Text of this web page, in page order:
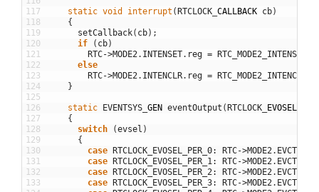
117
118
119
120
121
122
123
124
125
126
127
128
129
130
131
132
133
static void interrupt (RTCLOCK CALLBACK cb)
{
setCallback( cb) ;
if
( cb)
RTC->MODE2 . INTENSET. reg =
else
RTC->MODE2 . INTENCLR. reg =
}
static EVENTSYS GEN eventOutput (RTCLOCK EVOSEL
{
switch
(evsel )
{
case RTCLOCK_EVOSEL_PER_0: RTC->MODE2 . EVCTRL
case RTCLOCK_EVOSEL_PER_1 : RTC->MODE2 . EVCTRL
case RTCLOCK_EVOSEL_PER_2 : RTC->MODE2 . EVCTRL
case RTCLOCK_EVOSEL_PER_3: RTC->MODE2 . EVCTRL